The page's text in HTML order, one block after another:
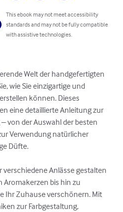
This ebook may not meet accessibility
standards and may not be fully compatible
with assistive technologies.
Welt der handgefertigten
wie Sie einzigartige und
können. Dieses
eine detaillierte Anleitung zur
von der Auswahl der besten
Verwendung natürlicher
Düfte.
verschiedene Anlässe gestalten
bis hin zu
Ihr Zuhause verschönern. Mit
zur Farbgestaltung,